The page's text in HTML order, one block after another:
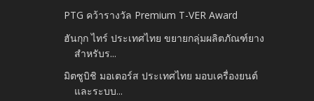
PTG คว้ารางวัล Premium T-VER Award
ฮันกุก ไทร์ ประเทศไทย ขยายกลุ่มผลิตภัณฑ์ยาง
สำหรับร...
มิตซูบิชิ มอเตอร์ส ประเทศไทย มอบเครื่องยนต์
และระบบ...